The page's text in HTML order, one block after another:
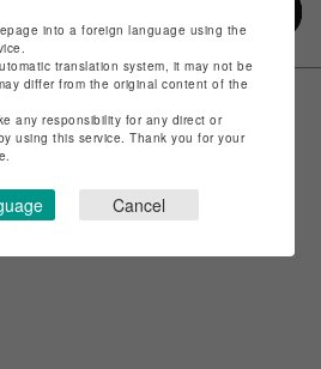
into a foreign language using the
translation system, it may not be
differ from the original content of the
any responsibility for any direct or
using this service. Thank you for your
Cancel